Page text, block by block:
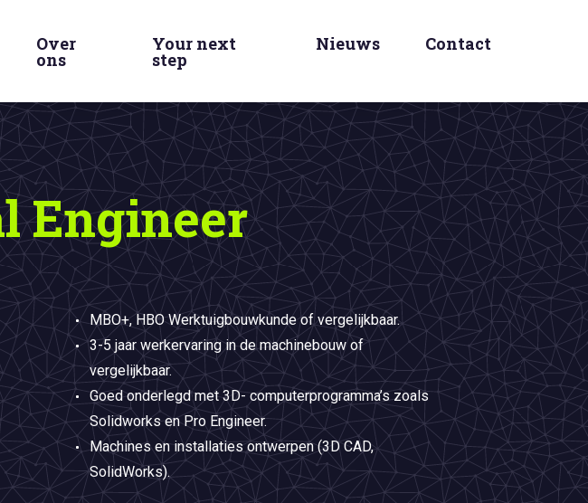
Over
ons
Your next
step
Nieuws Contact
Engineer
MBO+, HBO Werktuigbouwkunde of vergelijkbaar.
3-5 jaar werkervaring in de machinebouw of
vergelijkbaar.
Goed onderlegd met 3D- computerprogramma’s zoals
Solidworks en Pro Engineer.
Machines en installaties ontwerpen (3D CAD,
SolidWorks).